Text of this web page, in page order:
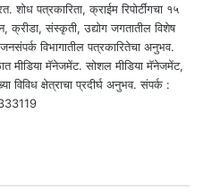
शोध पत्रकारिता, क्राईम रिपोर्टींगचा १५
क्रीडा, संस्कृती, उद्योग जगतातील विशेष
विभागातील पत्रकारितेचा अनुभव.
मीडिया मॅनेजमेंट. सोशल मीडिया मॅनेजमेंट,
विविध क्षेत्राचा प्रदीर्घ अनुभव. संपर्क :